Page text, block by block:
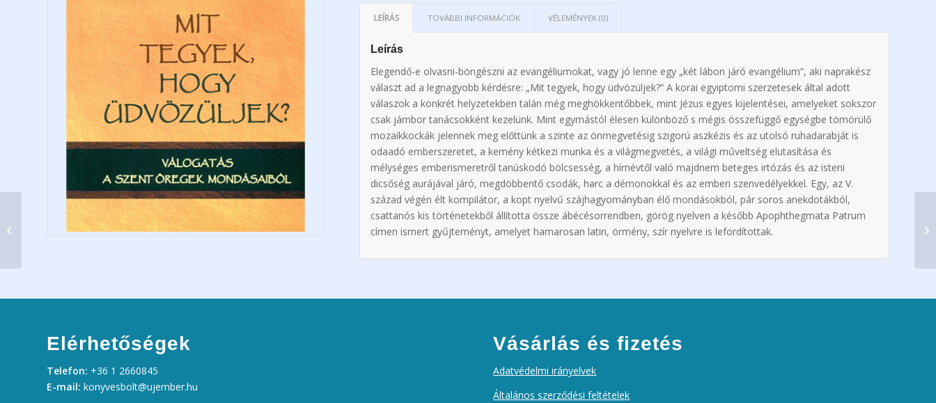
LEÍRÁS TOVÁBBI INFORMÁCIÓK VÉLEMÉNYEK (0)
Leírás
Elegendő-e olvasni-böngészni az evangéliumokat, vagy jó lenne egy „két lábon járó evangélium”, aki naprakész
választ ad a legnagyobb kérdésre: „Mit tegyek, hogy üdvözüljek?” A korai egyiptomi szerzetesek által adott
válaszok a konkrét helyzetekben talán még meghökkentőbbek, mint Jézus egyes kijelentései, amelyeket sokszor
csak jámbor tanácsokként kezelünk. Mint egymástól élesen különböző s mégis összefüggő egységbe tömörülő
mozaikkockák jelennek meg előttünk a szinte az önmegvetésig szigorú aszkézis és az utolsó ruhadarabját is
odaadó emberszeretet, a kemény kétkezi munka és a világmegvetés, a világi műveltség elutasítása és
mélységes emberismeretről tanúskodó bölcsesség, a hírnévtől való majdnem beteges irtózás és az isteni
dicsőség aurájával járó, megdöbbentő csodák, harc a démonokkal és az emberi szenvedélyekkel. Egy, az V.
század végén élt kompilátor, a kopt nyelvű szájhagyományban élő mondásokból, pár soros anekdotákból,
csattanós kis történetekből állította össze ábécésorrendben, görög nyelven a később Apophthegmata Patrum
címen ismert gyűjteményt, amelyet hamarosan latin, örmény, szír nyelvre is lefordítottak.
Elérhetőségek
Telefon: +36 1 2660845
E-mail: konyvesbolt@ujember.hu
Vásárlás és fizetés
Adatvédelmi irányelvek
Általános szerződési feltételek
Édesanyám keze